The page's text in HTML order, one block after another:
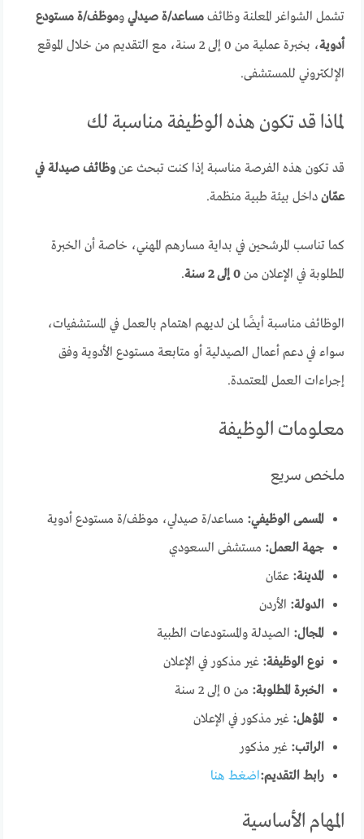
تشمل الشواغر المعلنة وظائفمساعد/ة صيدلي وموظف/ة مستودع
أدوية
، بخبرة عملية من 0 إلى 2 سنة، مع التقديم من خلال الموقع
الإلكتروني للمستشفى.
لماذا قد تكون هذه الوظيفة مناسبة لك
قد تكون هذه الفرصة مناسبة إذا كنت تبحث عنوظائف صيدلة في
عمّان داخل بيئة طبية منظمة.
كما تناسب المرشحين في بداية مسارهم المهني، خاصة أن الخبرة
المطلوبة في الإعلان من0 إلى 2 سنة .
الوظائف مناسبة أيضًا لمن لديهم اهتمام بالعمل في المستشفيات،
سواء في دعم أعمال الصيدلية أو متابعة مستودع الأدوية وفق
إجراءات العمل المعتمدة.
معلومات الوظيفة
ملخص سريع
المسمى الوظيفي: مساعد/ة صيدلي، موظف/ة مستودع أدوية
جهة العمل: مستشفى السعودي
المدينة: عمّان
الدولة: الأردن
المجال: الصيدلة والمستودعات الطبية
نوع الوظيفة: غير مذكور في الإعلان
الخبرة المطلوبة: من 0 إلى 2 سنة
المؤهل: غير مذكور في الإعلان
الراتب: غير مذكور
رابط التقديم:اضغط هنا
المهام الأساسية